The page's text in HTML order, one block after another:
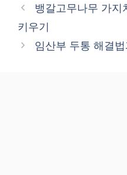
뱅갈고무나무 가지
키우기
임산부 두통 해결